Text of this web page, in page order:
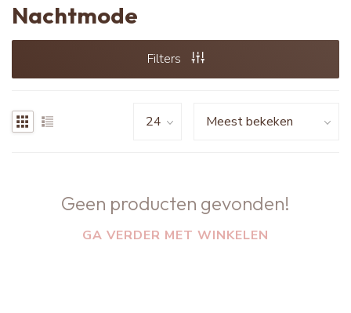
Nachtmode
Filters
Geen producten gevonden!
GA VERDER MET WINKELEN